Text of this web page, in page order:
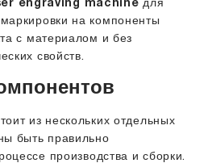
engraving machine для
на компоненты
с материалом и без
свойств.
из нескольких отдельных
быть правильно
производства и сборки.